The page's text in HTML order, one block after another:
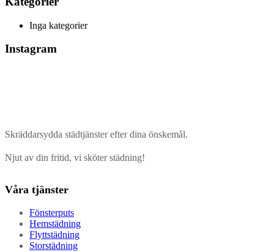
Inga kategorier
Instagram
Skräddarsydda städtjänster efter dina önskemål.
Njut av din fritid, vi sköter städning!
Våra tjänster
Fönsterputs
Hemstädning
Flyttstädning
Storstädning